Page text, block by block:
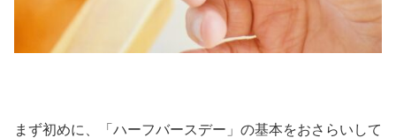
まず初めに、「ハーフバースデー」の基本をおさらいして